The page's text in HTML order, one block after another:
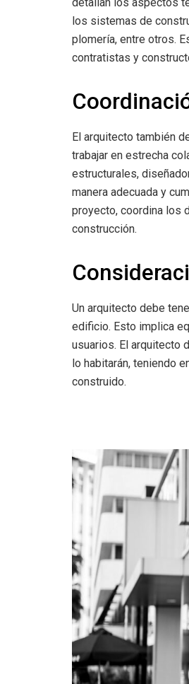
detallan los aspectos
los sistemas de
plomería, entre otros.
contratistas y
El arquitecto también
trabajar en estrecha
estructurales,
manera adecuada y
proyecto, coordina los
construcción.
Un arquitecto debe
edificio. Esto implica
usuarios. El arquitecto
lo habitarán, teniendo
construido.